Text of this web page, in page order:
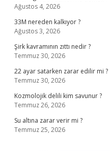
Ağustos 4, 2026
33M nereden kalkıyor ?
Ağustos 3, 2026
Şirk kavramının zıttı nedir ?
Temmuz 30, 2026
22 ayar satarken zarar edilir mi ?
Temmuz 30, 2026
Kozmolojik delili kim savunur ?
Temmuz 26, 2026
Su altına zarar verir mi ?
Temmuz 25, 2026